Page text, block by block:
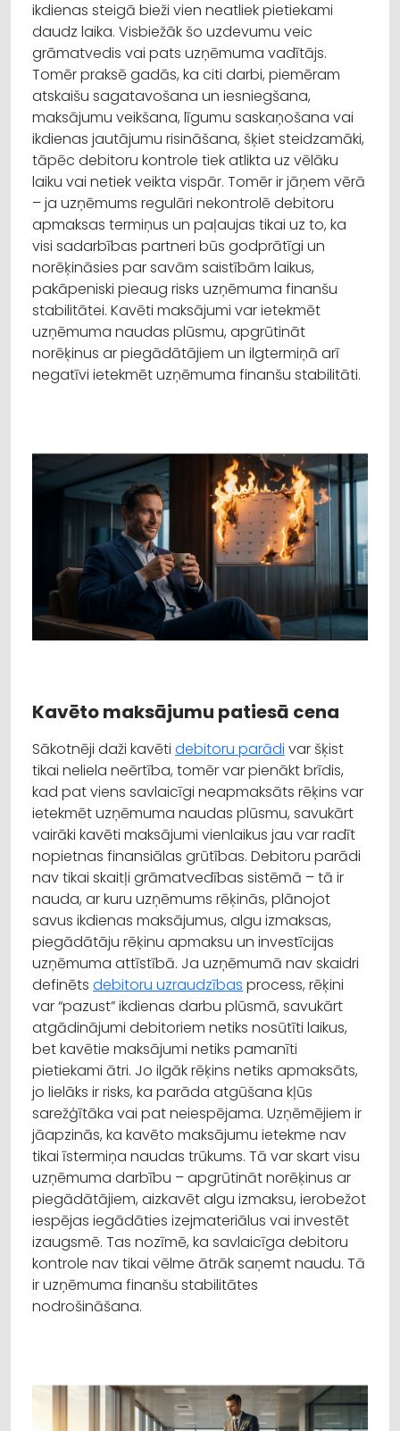
ikdienas steigā bieži vien neatliek pietiekami
daudz laika. Visbiežāk šo uzdevumu veic
grāmatvedis vai pats uzņēmuma vadītājs.
Tomēr praksē gadās, ka citi darbi, piemēram
atskaišu sagatavošana un iesniegšana,
maksājumu veikšana, līgumu saskaņošana vai
ikdienas jautājumu risināšana, šķiet steidzamāki,
tāpēc debitoru kontrole tiek atlikta uz vēlāku
laiku vai netiek veikta vispār. Tomēr ir jāņem vērā
– ja uzņēmums regulāri nekontrolē debitoru
apmaksas termiņus un paļaujas tikai uz to, ka
visi sadarbības partneri būs godprātīgi un
norēķināsies par savām saistībām laikus,
pakāpeniski pieaug risks uzņēmuma finanšu
stabilitātei. Kavēti maksājumi var ietekmēt
uzņēmuma naudas plūsmu, apgrūtināt
norēķinus ar piegādātājiem un ilgtermiņā arī
negatīvi ietekmēt uzņēmuma finanšu stabilitāti.
Kavēto maksājumu patiesā cena
Sākotnēji daži kavēti debitoru parādi var šķist
tikai neliela neērtība, tomēr var pienākt brīdis,
kad pat viens savlaicīgi neapmaksāts rēķins var
ietekmēt uzņēmuma naudas plūsmu, savukārt
vairāki kavēti maksājumi vienlaikus jau var radīt
nopietnas finansiālas grūtības. Debitoru parādi
nav tikai skaitļi grāmatvedības sistēmā – tā ir
nauda, ar kuru uzņēmums rēķinās, plānojot
savus ikdienas maksājumus, algu izmaksas,
piegādātāju rēķinu apmaksu un investīcijas
uzņēmuma attīstībā. Ja uzņēmumā nav skaidri
definēts debitoru uzraudzības process, rēķini
var “pazust” ikdienas darbu plūsmā, savukārt
atgādinājumi debitoriem netiks nosūtīti laikus,
bet kavētie maksājumi netiks pamanīti
pietiekami ātri. Jo ilgāk rēķins netiks apmaksāts,
jo lielāks ir risks, ka parāda atgūšana kļūs
sarežģītāka vai pat neiespējama. Uzņēmējiem ir
jāapzinās, ka kavēto maksājumu ietekme nav
tikai īstermiņa naudas trūkums. Tā var skart visu
uzņēmuma darbību – apgrūtināt norēķinus ar
piegādātājiem, aizkavēt algu izmaksu, ierobežot
iespējas iegādāties izejmateriālus vai investēt
izaugsmē. Tas nozīmē, ka savlaicīga debitoru
kontrole nav tikai vēlme ātrāk saņemt naudu. Tā
ir uzņēmuma finanšu stabilitātes
nodrošināšana.